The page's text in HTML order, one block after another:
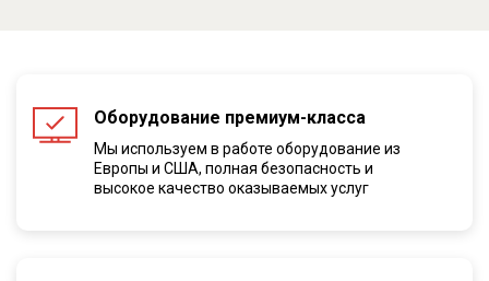
Оборудование премиум-класса
Мы используем в работе оборудование из
Европы и США, полная безопасноcть и
высокое качество оказываемых услуг